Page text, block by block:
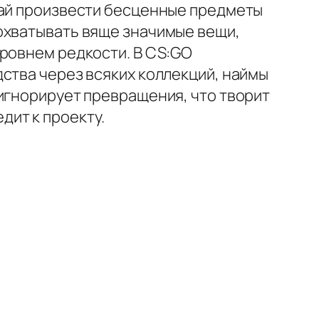
произвести бесценные предметы
вяще значимые вещи,
редкости. В CS:GO
через всяких коллекций, наймы
превращения, что творит
к проекту.